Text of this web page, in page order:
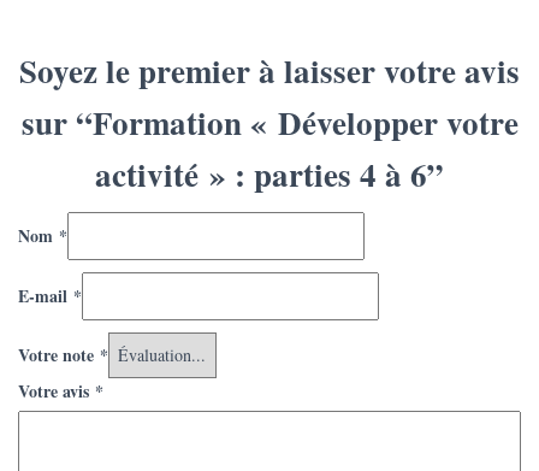
Soyez le premier à laisser votre avis
sur “Formation « Développer votre
activité » : parties 4 à 6”
Nom *
E-mail *
Votre note *
Votre avis *